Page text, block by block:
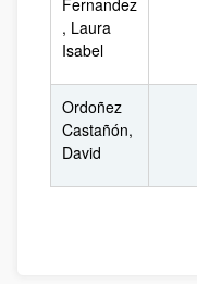
Fernandez
, Laura
Isabel
Ordoñez
Castañón,
David